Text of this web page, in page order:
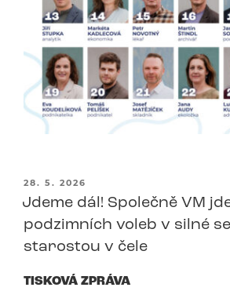
PUBLIKOVÁNO
28. 5. 2026
Jdeme dál! Společně VM
podzimních voleb v silné
starostou v čele
TISKOVÁ ZPRÁVA